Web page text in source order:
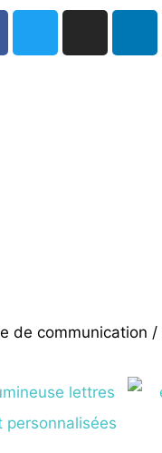
de communication /